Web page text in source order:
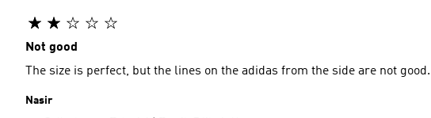
Not good
The size is perfect, but the lines on the adidas from the side are not
Nasir